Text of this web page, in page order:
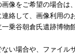
像をご希望の場合は
絡して、画像利用の
乗谷朝倉氏遺跡博物
い場合や、ファイル